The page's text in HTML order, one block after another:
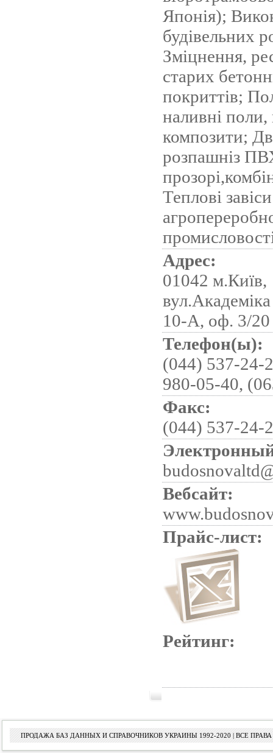
Японія);
будiвельних
Зміцнення,
старих
покриттiв;
наливнi поли,
композити;
розпашніз
Теплові
Адрес:
01042 м.Київ,
10-А, оф. 3/20
Телефон(ы):
(044) 537-24-
980-05-40,
Факс:
(044) 537-24-
Вебсайт:
Прайс-лист:
Рейтинг:
ПРОДАЖА БАЗ ДАННЫХ И СПРАВОЧНИКОВ УКРАИНЫ 1992-2020 | ВСЕ